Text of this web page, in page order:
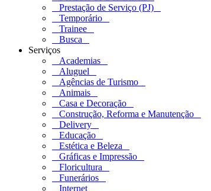
Prestação de Serviço (PJ)
Temporário
Trainee
Busca
Serviços
Academias
Aluguel
Agências de Turismo
Animais
Casa e Decoração
Construção, Reforma e Manutenção
Delivery
Educação
Estética e Beleza
Gráficas e Impressão
Floricultura
Funerários
Internet